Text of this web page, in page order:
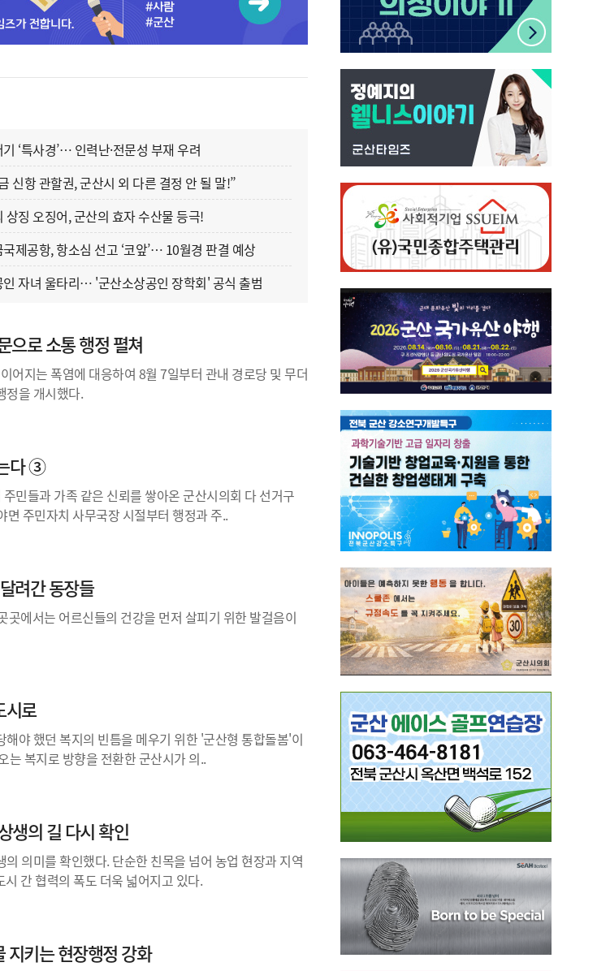
‘특사경’… 인력난·전문성 부재 우려
신항 관할권, 군산시 외 다른 결정 안 될 말!”
상징 오징어, 군산의 효자 수산물 등극!
제공항, 항소심 선고 ‘코앞’… 10월경 판결 예상
인 자녀 울타리… '군산소상공인 장학회' 공식 출범
으로 소통 행정 펼쳐
어지는 폭염에 대응하여 8월 7일부터 관내 경로당 및 무더
정을 개시했다.
다 ③
민들과 가족 같은 신뢰를 쌓아온 군산시의회 다 선거구
면 주민자치 사무국장 시절부터 행정과 주..
려간 동장들
에서는 어르신들의 건강을 먼저 살피기 위한 발걸음이
시로
야 했던 복지의 빈틈을 메우기 위한 '군산형 통합돌봄'이
는 복지로 방향을 전환한 군산시가 의..
생의 길 다시 확인
의미를 확인했다. 단순한 친목을 넘어 농업 현장과 지역
간 협력의 폭도 더욱 넓어지고 있다.
키는 현장행정 강화